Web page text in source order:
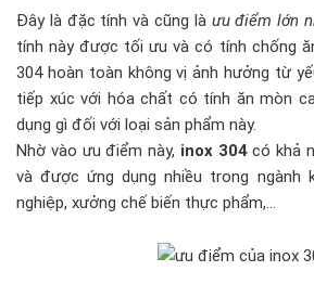
Đây là đặc tính và cũng là ưu điểm lớn
tính này được tối ưu và có tính chống
304 hoàn toàn không vị ảnh hưởng từ
tiếp xúc với hóa chất có tính ăn mòn
dụng gì đối với loại sản phẩm này.
Nhờ vào ưu điểm này, inox 304có khả
và được ứng dụng nhiều trong ngành
nghiệp, xưởng chế biến thực phẩm,…